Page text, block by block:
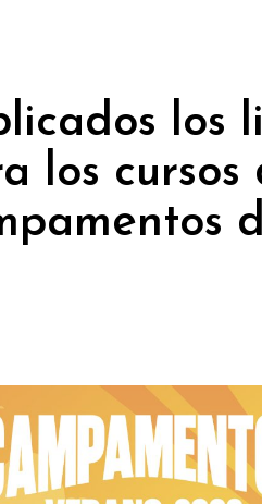
los
los